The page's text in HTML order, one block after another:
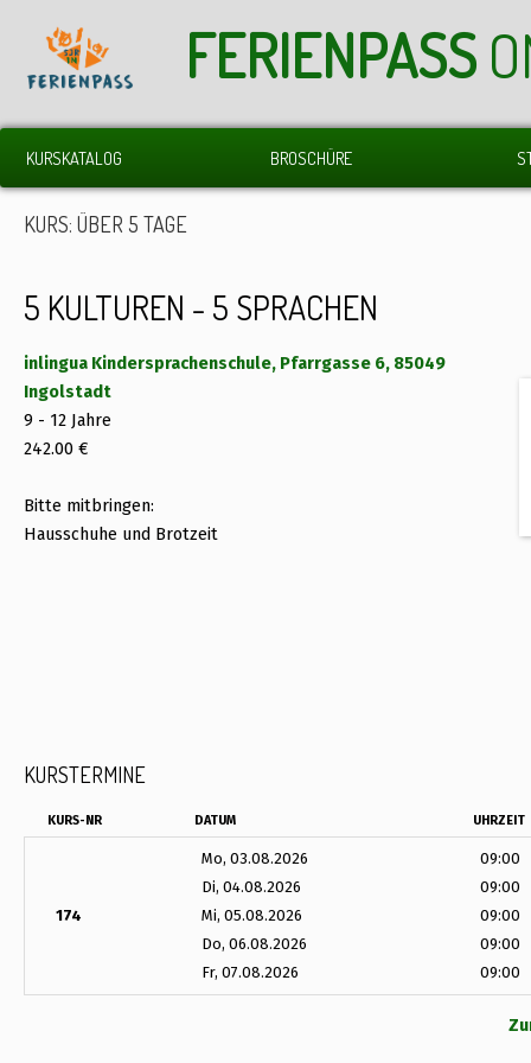
FERIENPASS
KURSKATALOG BROSCHÜRE
KURS: ÜBER 5 TAGE
5 KULTUREN - 5 SPRACHEN
inlingua Kindersprachenschule, Pfarrgasse 6, 85049
Ingolstadt
9 - 12 Jahre
242.00 €
Bitte mitbringen:
Hausschuhe und Brotzeit
KURSTERMINE
KURS-NR DATUM UHRZEIT
174
Mo, 03.08.2026
Di, 04.08.2026
Mi, 05.08.2026
Do, 06.08.2026
Fr, 07.08.2026
09:00
09:00
09:00
09:00
09:00